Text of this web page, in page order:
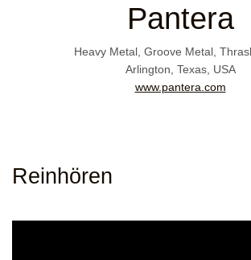
Pantera
Heavy Metal, Groove Metal,
Arlington, Texas, USA
www.pantera.com
Reinhören